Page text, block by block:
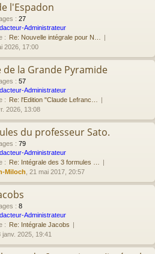
l'Espadon
: 27
Administrateur
: Re: Nouvelle intégrale pour N…
2026, 17:00
de la Grande Pyramide
: 57
Administrateur
: Re: l'Edition "Claude Lefranc…
2026, 13:08
du professeur Sato.
: 79
Administrateur
: Re: Intégrale des 3 formules …
Miloch , 21 mai 2017, 20:57
: 8
Administrateur
: Re: Intégrale Jacobs
janv. 2025, 19:41